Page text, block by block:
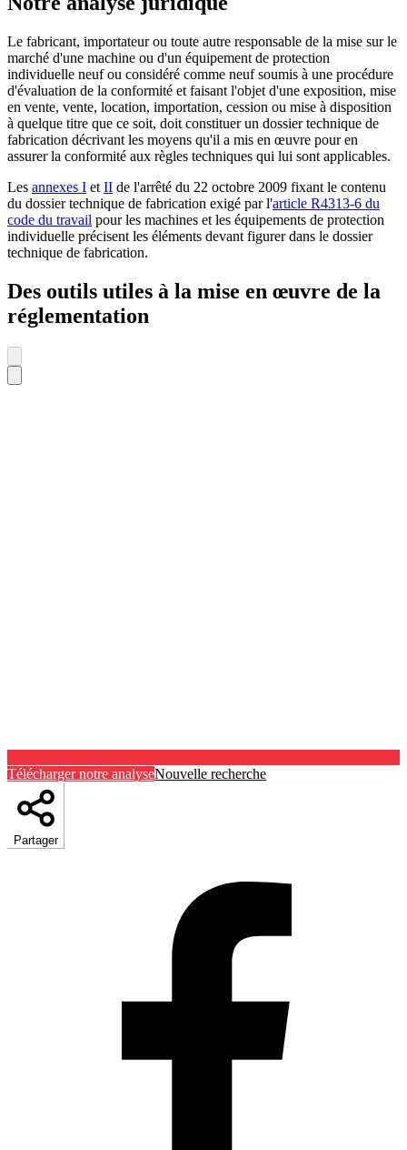
Le fabricant, importateur ou toute autre responsable de la mise sur le
marché d'une machine ou d'un équipement de protection
individuelle neuf ou considéré comme neuf soumis à une procédure
d'évaluation de la conformité et faisant l'objet d'une exposition, mise
en vente, vente, location, importation, cession ou mise à disposition
à quelque titre que ce soit, doit constituer un dossier technique de
fabrication décrivant les moyens qu'il a mis en œuvre pour en
assurer la conformité aux règles techniques qui lui sont applicables.
Les annexes I et II de l'arrêté du 22 octobre 2009 fixant le contenu
du dossier technique de fabrication exigé par l'article R4313-6 du
code du travail pour les machines et les équipements de protection
individuelle précisent les éléments devant figurer dans le dossier
technique de fabrication.
Des outils utiles à la mise en œuvre de la
réglementation
Télécharger notre analyseNouvelle recherche
Partager